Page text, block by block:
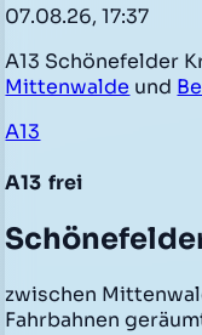
07.08.26, 17:37
A13 Schönefelder
Mittenwalde und
A13
A13 frei
zwischen
Fahrbahnen